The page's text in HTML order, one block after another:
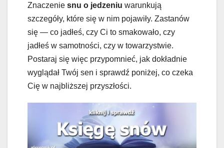
Znaczenie snu o jedzeniu warunkują
szczegóły, które się w nim pojawiły. Zastanów
się — co jadłeś, czy Ci to smakowało, czy
jadłeś w samotności, czy w towarzystwie.
Postaraj się więc przypomnieć, jak dokładnie
wyglądał Twój sen i sprawdź poniżej, co czeka
Cię w najbliższej przyszłości.